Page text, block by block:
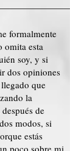
formalmente
omita esta
soy, y si
dos opiniones
que
la
de
modos, si
estás
poco sobre mi